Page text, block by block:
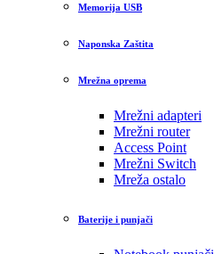
Memorija USB
Naponska Zaštita
Mrežna oprema
Mrežni adapteri
Mrežni router
Access Point
Mrežni Switch
Mreža ostalo
Baterije i punjači